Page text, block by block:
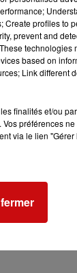
Create profiles to
prevent and
technologies
based on
Link different
finalités et/ou
préférences
via le lien